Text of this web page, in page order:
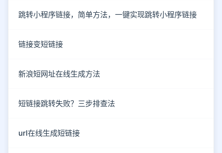
跳转小程序链接，简单方法，一键实现跳转小程序链接
链接变短链接
新浪短网址在线生成方法
短链接跳转失败？三步排查法
url在线生成短链接